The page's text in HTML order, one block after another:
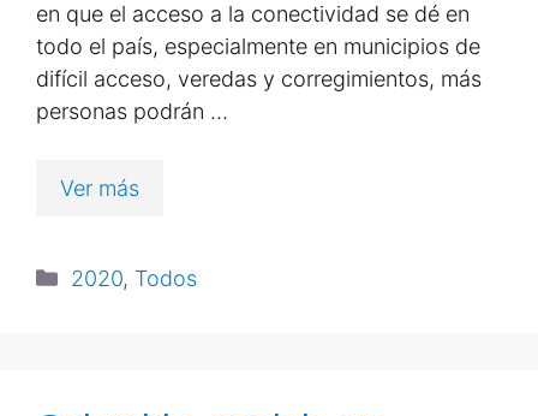
en que el acceso a la conectividad se dé en
todo el país, especialmente en municipios de
difícil acceso, veredas y corregimientos, más
personas podrán …
Ver más
2020, Todos